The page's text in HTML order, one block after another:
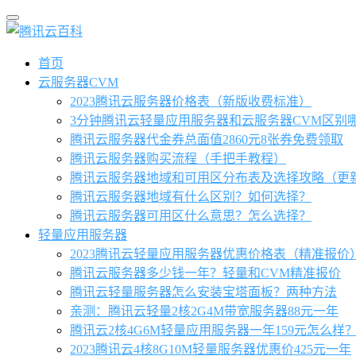
首页
云服务器CVM
2023腾讯云服务器价格表（新版收费标准）
3分钟腾讯云轻量应用服务器和云服务器CVM区别
腾讯云服务器代金券总面值2860元8张券免费领取
腾讯云服务器购买流程（手把手教程）
腾讯云服务器地域和可用区分布表及选择攻略（更
腾讯云服务器地域有什么区别？如何选择？
腾讯云服务器可用区什么意思？怎么选择？
轻量应用服务器
2023腾讯云轻量应用服务器优惠价格表（精准报价）
腾讯云服务器多少钱一年？轻量和CVM精准报价
腾讯云轻量服务器怎么安装宝塔面板？两种方法
亲测：腾讯云轻量2核2G4M带宽服务器88元一年
腾讯云2核4G6M轻量应用服务器一年159元怎么样？
2023腾讯云4核8G10M轻量服务器优惠价425元一年